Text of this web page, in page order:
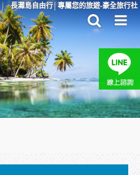
長灘島自由行│專屬您的旅遊-豪全旅行社